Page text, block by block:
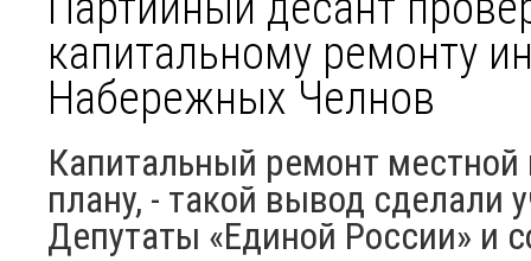
капитальному ремонту
Набережных Челнов
Капитальный ремонт
плану, - такой вывод сделали
Депутаты «Единой России» и